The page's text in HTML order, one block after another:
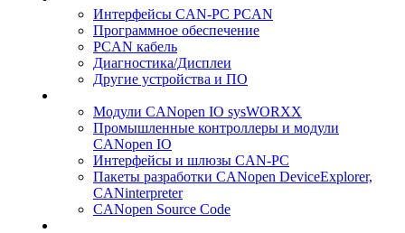
Интерфейсы CAN-PC PCAN
Программное обеспечение
PCAN кабель
Диагностика/Дисплеи
Другие устройства и ПО
Модули CANopen IO sysWORXX
Промышленные контроллеры и модули
CANopen IO
Интерфейсы и шлюзы CAN-PC
Пакеты разработки CANopen DeviceExplorer,
CANinterpreter
CANopen Source Code